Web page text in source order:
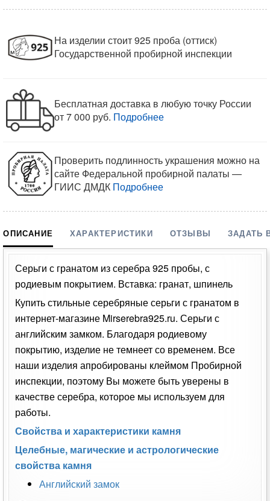
На изделии стоит 925 проба (оттиск)
Государственной пробирной инспекции
Бесплатная доставка в любую точку России
от 7 000 руб. Подробнее
Проверить подлинность украшения можно на
сайте Федеральной пробирной палаты —
ГИИС ДМДК Подробнее
ОПИСАНИЕ ХАРАКТЕРИСТИКИ ОТЗЫВЫ ЗАДАТЬ
Серьги с гранатом из серебра 925 пробы, с
родиевым покрытием. Вставка: гранат, шпинель
Купить стильные серебряные серьги с гранатом в
интернет-магазине Mirserebra925.ru. Серьги с
английским замком. Благодаря родиевому
покрытию, изделие не темнеет со временем. Все
наши изделия апробированы клеймом Пробирной
инспекции, поэтому Вы можете быть уверены в
качестве серебра, которое мы используем для
работы.
Свойства и характеристики камня
Целебные, магические и астрологические
свойства камня
Английский замок